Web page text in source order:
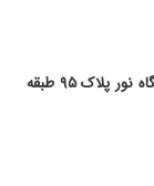
۱۴۰۰/۰۲/۲۹
یک جلسه
تهران - بلوارکشاورز بین کارگر و جمالزاده جنب ازمایشگاه نور پلاک ۹۵ طبقه